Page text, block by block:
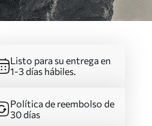
Listo para su entrega en
1-3 días hábiles.
Política de reembolso de
30 días